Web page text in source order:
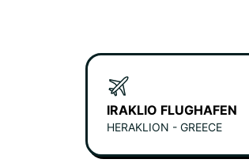
IRAKLIO FLUGHAFEN
HERAKLION - GREECE